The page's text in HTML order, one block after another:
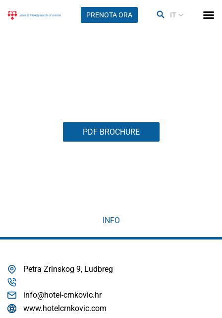
PRENOTA ORA IT
PDF BROCHURE
INFO
Petra Zrinskog 9, Ludbreg
info@hotel-crnkovic.hr
www.hotelcrnkovic.com